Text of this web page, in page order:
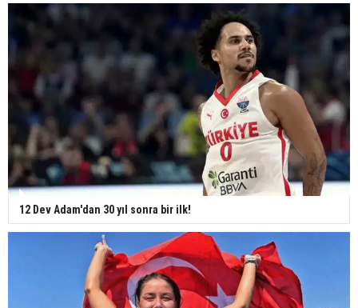
12 Dev Adam'dan 30 yıl sonra bir ilk!